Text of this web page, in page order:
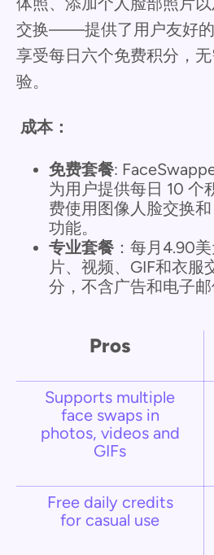
交换——提供了用户友好的
享受每日六个免费积分，
验。
成本：
免费套餐:
为用户提供每日 10 个
费使用图像人脸交换
功能。
专业套餐 ：每月4.90
片、视频、GIF和衣服
分，不含广告和电子邮
Pros
Supports multiple
face swaps in
photos, videos and
GIFs
Free daily credits
for casual use